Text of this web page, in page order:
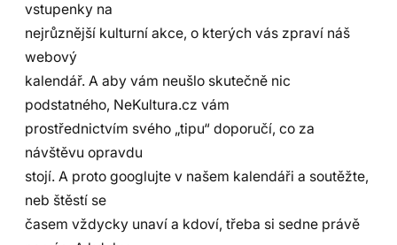
vstupenky na
nejrůznější kulturní akce, o kterých vás zpraví náš
webový
kalendář. A aby vám neušlo skutečně nic
podstatného, NeKultura.cz vám
prostřednictvím svého „tipu“ doporučí, co za
návštěvu opravdu
stojí. A proto googlujte v našem kalendáři a soutěžte,
neb štěstí se
časem vždycky unaví a kdoví, třeba si sedne právě